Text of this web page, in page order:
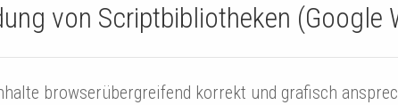
von Scriptbibliotheken (Google
browserübergreifend korrekt und grafisch